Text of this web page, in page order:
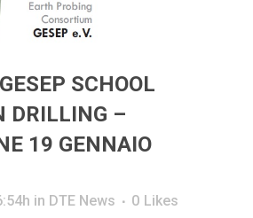
GESEP SCHOOL
DRILLING –
19 GENNAIO
in DTE News 0 Likes